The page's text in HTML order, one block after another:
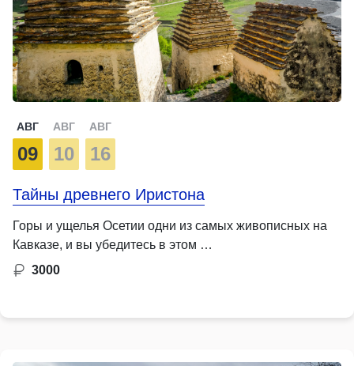
АВГ
09
АВГ
10
АВГ
16
Тайны древнего Иристона
Горы и ущелья Осетии одни из самых живописных на
Кавказе, и вы убедитесь в этом …
3000